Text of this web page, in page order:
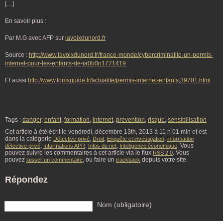
[…]
En savoir plus :
Par M.G avec AFP sur lavoixdunord.fr
Source : http://www.lavoixdunord.fr/france-monde/cybercriminalite-un-permis-
internet-pour-les-enfants-de-ia0b0n1771419
Et aussi http://www.tomsguide.fr/actualite/permis-internet-enfants,39701.html
Tags : danger, enfant, formation, internet, prévention, risque, sensibilisation
Cet article à été écrit le vendredi, décembre 13th, 2013 à 11 h 01 min et est
dans la catégorie Détective privé, Droit, Enquête et investigation, information
détective privé, Informations APR, Infos du net, Intelligence économique. Vous
pouvez suivre les commentaires à cet article via le flux RSS 2.0. Vous
pouvez laisser un commentaire, ou faire un trackback depuis votre site.
Répondez
Nom (obligatoire)